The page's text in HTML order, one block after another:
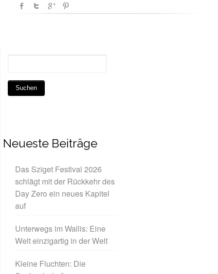
Neueste Beiträge
Das Sziget Festival 2026
schlägt mit der Rückkehr des
Day Zero ein neues Kapitel
auf
Unterwegs im Wallis: Eine
Welt einzigartig in der Welt
Kleine Fluchten: Die